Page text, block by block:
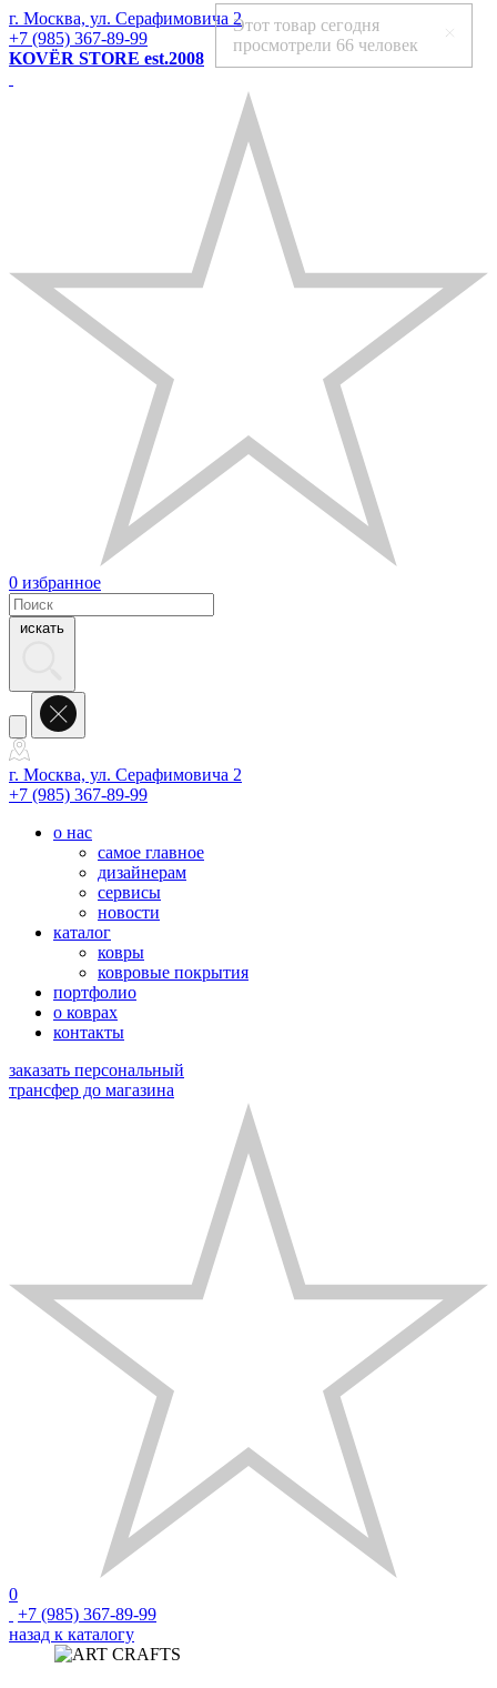
г. Москва, ул. Серафимовича 2
+7 (985) 367-89-99
KOVЁR STORE est.2008
0 избранное
г. Москва, ул. Серафимовича 2
+7 (985) 367-89-99
о нас
самое главное
дизайнерам
сервисы
новости
каталог
ковры
ковровые покрытия
портфолио
о коврах
контакты
заказать персональный
трансфер до магазина
0
+7 (985) 367-89-99
Этот товар сегодня
просмотрели 66 человек
назад к каталогу